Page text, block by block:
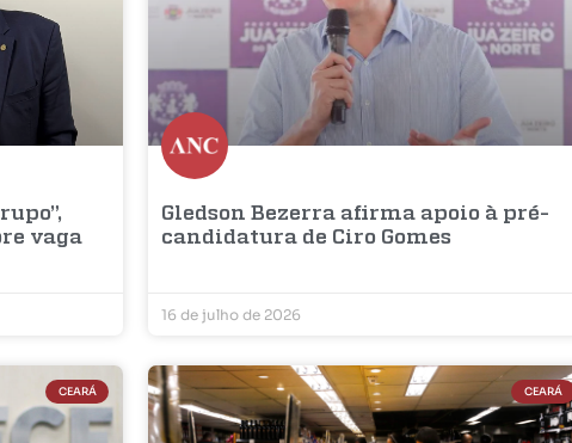
vaga
Gledson Bezerra afirma apoio à pré-
candidatura de Ciro Gomes
16 de julho de 2026
CEARÁ CEARÁ